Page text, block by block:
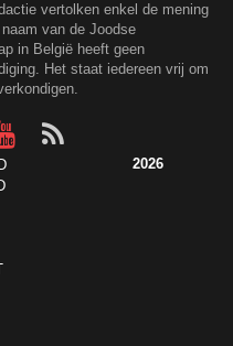
vertolken enkel de mening
van de Joodse
in België heeft geen
Het staat iedereen vrij om
2026